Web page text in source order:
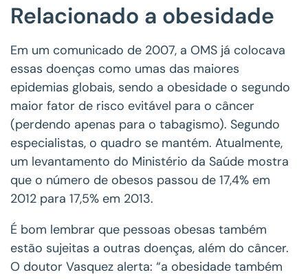
Relacionado a obesidade
Em um comunicado de 2007, a OMS já colocava
essas doenças como umas das maiores
epidemias globais, sendo a obesidade o segundo
maior fator de risco evitável para o câncer
(perdendo apenas para o tabagismo). Segundo
especialistas, o quadro se mantém. Atualmente,
um levantamento do Ministério da Saúde mostra
que o número de obesos passou de 17,4% em
2012 para 17,5% em 2013.
É bom lembrar que pessoas obesas também
estão sujeitas a outras doenças, além do câncer.
O doutor Vasquez alerta: “a obesidade também